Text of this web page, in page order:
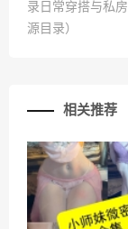
录日常穿搭与私
源目录）
相关推荐